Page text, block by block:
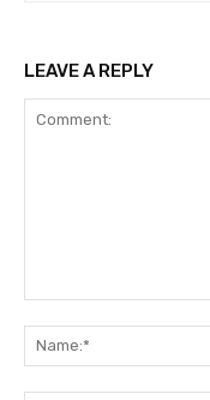
LEAVE A REPLY